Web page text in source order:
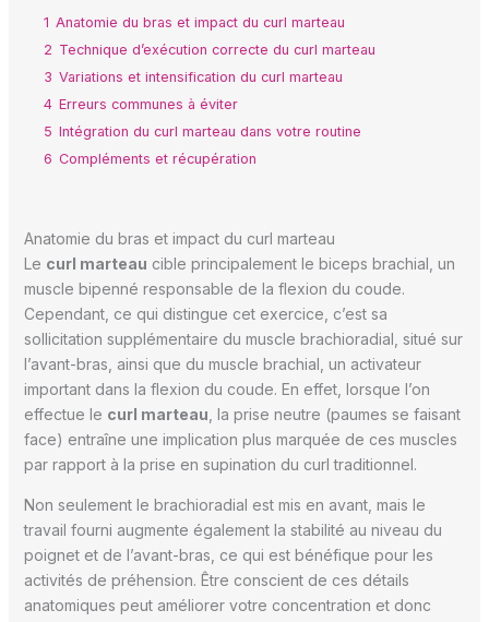
1 Anatomie du bras et impact du curl marteau
2 Technique d’exécution correcte du curl marteau
3 Variations et intensification du curl marteau
4 Erreurs communes à éviter
5 Intégration du curl marteau dans votre routine
6 Compléments et récupération
Anatomie du bras et impact du curl marteau
Le curl marteau cible principalement le biceps brachial, un
muscle bipenné responsable de la flexion du coude.
Cependant, ce qui distingue cet exercice, c’est sa
sollicitation supplémentaire du muscle brachioradial, situé sur
l’avant-bras, ainsi que du muscle brachial, un activateur
important dans la flexion du coude. En effet, lorsque l’on
effectue le curl marteau , la prise neutre (paumes se faisant
face) entraîne une implication plus marquée de ces muscles
par rapport à la prise en supination du curl traditionnel.
Non seulement le brachioradial est mis en avant, mais le
travail fourni augmente également la stabilité au niveau du
poignet et de l’avant-bras, ce qui est bénéfique pour les
activités de préhension. Être conscient de ces détails
anatomiques peut améliorer votre concentration et donc